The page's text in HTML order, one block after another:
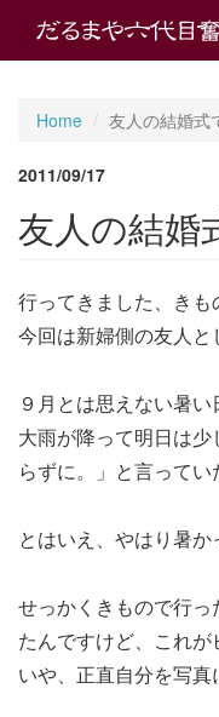
Home 友人の結婚式
2011/09/17
友人の結婚
行ってきました、きも
今回は新婦側の友人と
９月とは思えない暑
大雨が降って明日は
らずに。」と言ってい
とはいえ、やはり暑か
せっかくきもので行
たんですけど、これが
いや、正直自分を写真